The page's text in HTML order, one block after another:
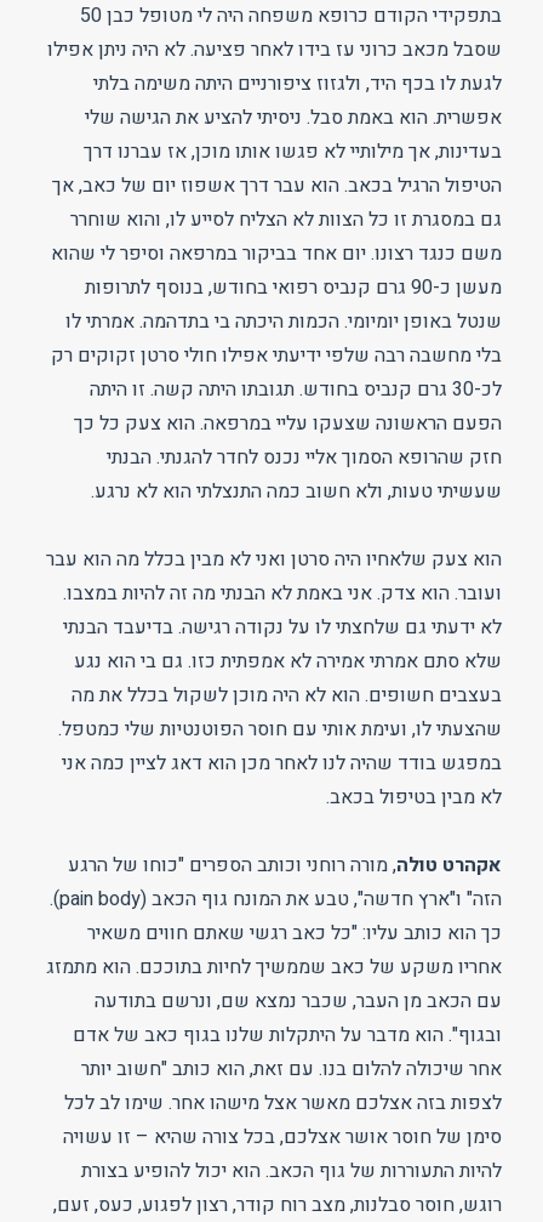
בתפקידי הקודם כרופא משפחה היה לי מטופל כבן 50
שסבל מכאב כרוני עז בידו לאחר פציעה. לא היה ניתן אפילו
לגעת לו בכף היד, ולגזוז ציפורניים היתה משימה בלתי
אפשרית. הוא באמת סבל. ניסיתי להציע את הגישה שלי
בעדינות, אך מילותיי לא פגשו אותו מוכן, אז עברנו דרך
הטיפול הרגיל בכאב. הוא עבר דרך אשפוז יום של כאב, אך
גם במסגרת זו כל הצוות לא הצליח לסייע לו, והוא שוחרר
משם כנגד רצונו. יום אחד בביקור במרפאה וסיפר לי שהוא
מעשן כ-90 גרם קנביס רפואי בחודש, בנוסף לתרופות
שנטל באופן יומיומי. הכמות היכתה בי בתדהמה. אמרתי לו
בלי מחשבה רבה שלפי ידיעתי אפילו חולי סרטן זקוקים רק
לכ-30 גרם קנביס בחודש. תגובתו היתה קשה. זו היתה
הפעם הראשונה שצעקו עליי במרפאה. הוא צעק כל כך
חזק שהרופא הסמוך אליי נכנס לחדר להגנתי. הבנתי
שעשיתי טעות, ולא חשוב כמה התנצלתי הוא לא נרגע.
הוא צעק שלאחיו היה סרטן ואני לא מבין בכלל מה הוא עבר
ועובר. הוא צדק. אני באמת לא הבנתי מה זה להיות במצבו.
לא ידעתי גם שלחצתי לו על נקודה רגישה. בדיעבד הבנתי
שלא סתם אמרתי אמירה לא אמפתית כזו. גם בי הוא נגע
בעצבים חשופים. הוא לא היה מוכן לשקול בכלל את מה
שהצעתי לו, ועימת אותי עם חוסר הפוטנטיות שלי כמטפל.
במפגש בודד שהיה לנו לאחר מכן הוא דאג לציין כמה אני
לא מבין בטיפול בכאב.
אקהרט טולה, מורה רוחני וכותב הספרים "כוחו של הרגע
הזה" ו"ארץ חדשה", טבע את המונח גוף הכאב (pain body).
כך הוא כותב עליו: "כל כאב רגשי שאתם חווים משאיר
אחריו משקע של כאב שממשיך לחיות בתוככם. הוא מתמזג
עם הכאב מן העבר, שכבר נמצא שם, ונרשם בתודעה
ובגוף". הוא מדבר על היתקלות שלנו בגוף כאב של אדם
אחר שיכולה להלום בנו. עם זאת, הוא כותב "חשוב יותר
לצפות בזה אצלכם מאשר אצל מישהו אחר. שימו לב לכל
סימן של חוסר אושר אצלכם, בכל צורה שהיא – זו עשויה
להיות התעוררות של גוף הכאב. הוא יכול להופיע בצורת
רוגש, חוסר סבלנות, מצב רוח קודר, רצון לפגוע, כעס, זעם,